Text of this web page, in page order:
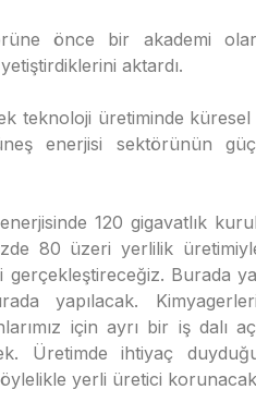
önce bir akademi
aktardı.
teknoloji üretiminde
enerjisi sektörünün
120 gigavatlık
80 üzeri yerlilik
Burada
yapılacak.
için ayrı bir iş dalı
Üretimde ihtiyaç
yerli üretici